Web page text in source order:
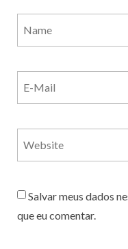
Salvar meus dados
que eu comentar.